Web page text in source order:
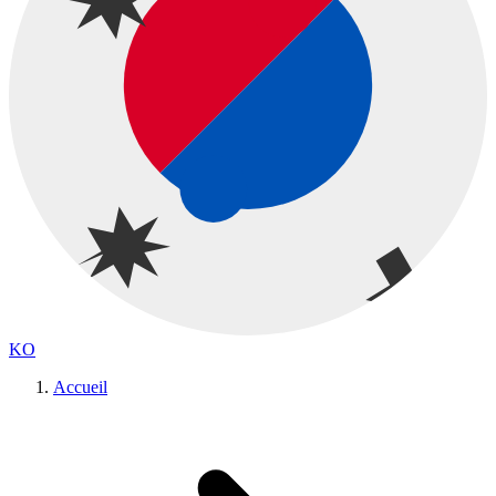
KO
Accueil